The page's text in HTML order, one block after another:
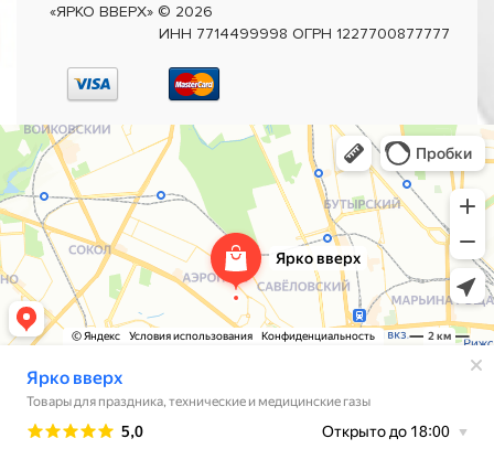
«ЯРКО ВВЕРХ» © 2026
ИНН 7714499998 ОГРН 1227700877777